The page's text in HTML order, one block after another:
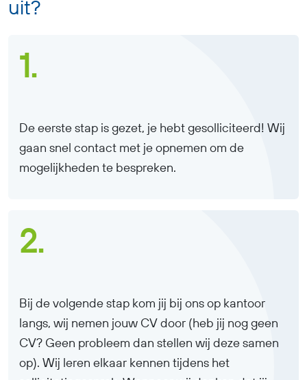
uit?
1.
De eerste stap is gezet, je hebt gesolliciteerd! Wij
gaan snel contact met je opnemen om de
mogelijkheden te bespreken.
2.
Bij de volgende stap kom jij bij ons op kantoor
langs, wij nemen jouw CV door (heb jij nog geen
CV? Geen probleem dan stellen wij deze samen
op). Wij leren elkaar kennen tijdens het